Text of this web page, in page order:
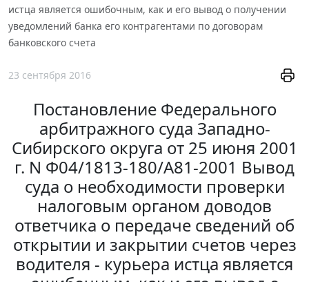
истца является ошибочным, как и его вывод о получении
уведомлений банка его контрагентами по договорам
банковского счета
23 сентября 2016
Постановление Федерального
арбитражного суда Западно-
Сибирского округа от 25 июня 2001
г. N Ф04/1813-180/А81-2001 Вывод
суда о необходимости проверки
налоговым органом доводов
ответчика о передаче сведений об
открытии и закрытии счетов через
водителя - курьера истца является